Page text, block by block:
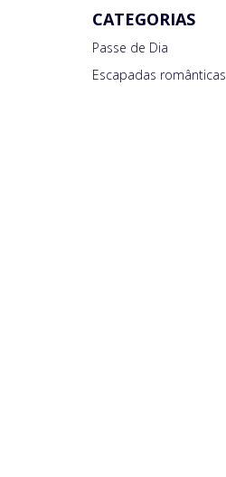
CATEGORIAS
Passe de Dia
Escapadas românticas